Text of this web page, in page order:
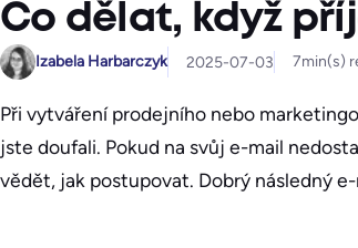
Co dělat, když
Izabela Harbarczyk 2025-07-03 7min(s)
Při vytváření prodejního nebo
jste doufali. Pokud na svůj e-mail
vědět, jak postupovat. Dobrý následný